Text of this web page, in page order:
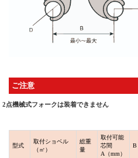
ご注意
2点機械式フォークは装着できません
型式
取付ショベル
（㎥）
総重
量
取付可能
芯間
A（mm）
B